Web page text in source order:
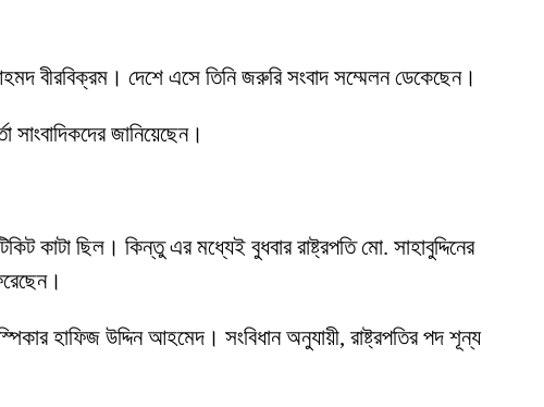
বীরবিক্রম। দেশে এসে তিনি জরুরি সংবাদ সম্মেলন ডেকেছেন।
জানিয়েছেন।
কাটা ছিল। কিন্তু এর মধ্যেই বুধবার রাষ্ট্রপতি মো. সাহাবুদ্দিনের
স্পিকার হাফিজ উদ্দিন আহমেদ। সংবিধান অনুযায়ী, রাষ্ট্রপতির পদ শূন্য